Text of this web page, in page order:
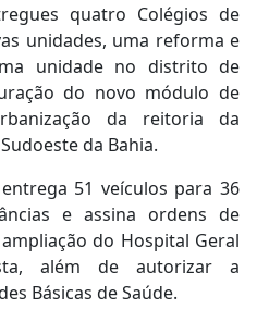
quatro Colégios de
unidades, uma reforma e
unidade no distrito de
do novo módulo de
da reitoria da
da Bahia.
51 veículos para 36
e assina ordens de
do Hospital Geral
além de autorizar a
Básicas de Saúde.